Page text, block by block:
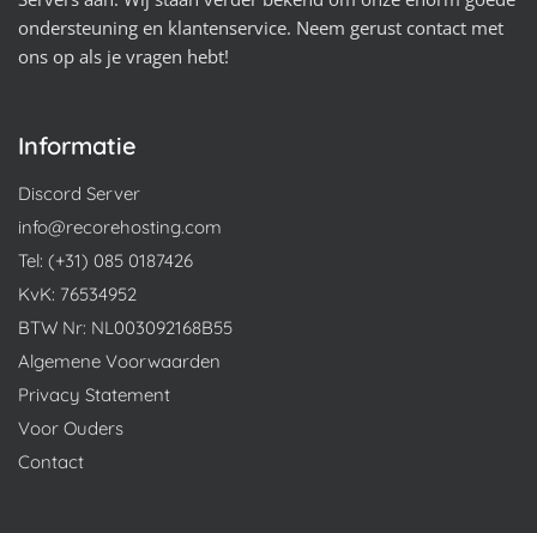
ondersteuning en klantenservice. Neem gerust contact met
ons op als je vragen hebt!
Informatie
Discord Server
info@recorehosting.com
Tel: (+31) 085 0187426
KvK: 76534952
BTW Nr: NL003092168B55
Algemene Voorwaarden
Privacy Statement
Voor Ouders
Contact